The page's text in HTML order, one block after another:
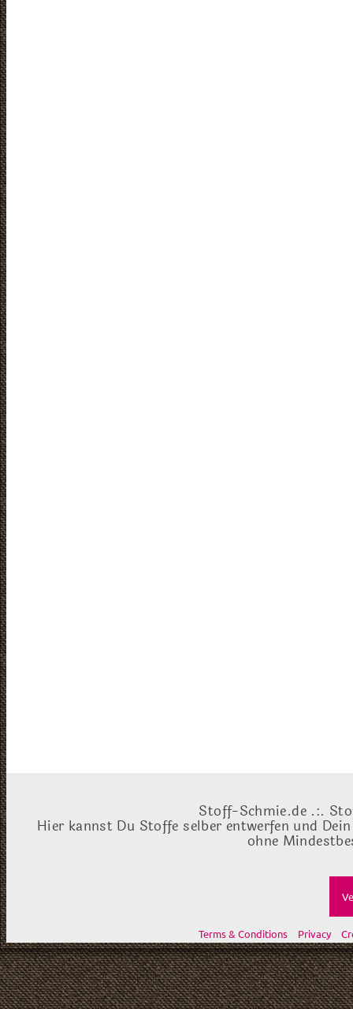
Stoff-Schmie.de .:.
Hier kannst Du Stoffe selber entwerfen und
ohne
Terms & Conditions Privacy